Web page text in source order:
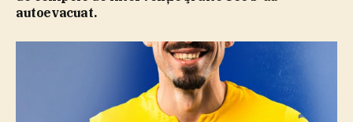
autoevacuat.